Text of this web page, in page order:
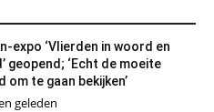
expo ‘Vlierden in woord en
geopend; ‘Echt de moeite
om te gaan bekijken’
geleden